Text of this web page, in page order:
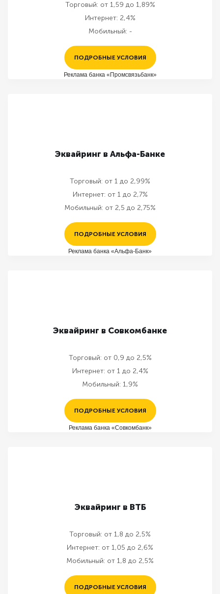
Торговый: от 1,59 до 1,89%
Интернет: 2,4%
Мобильный: -
ПОДРОБНЫЕ УСЛОВИЯ
Реклама банка «Промсвязьбанк»
Эквайринг в Альфа-Банке
Торговый: от 1 до 2,99%
Интернет: от 1 до 2,7%
Мобильный: от 2,5 до 2,75%
ПОДРОБНЫЕ УСЛОВИЯ
Реклама банка «Альфа-Банк»
Эквайринг в Совкомбанке
Торговый: от 0,9 до 2,5%
Интернет: от 1 до 2,4%
Мобильный: 1,9%
ПОДРОБНЫЕ УСЛОВИЯ
Реклама банка «Совкомбанк»
Эквайринг в ВТБ
Торговый: от 1,8 до 2,5%
Интернет: от 1,05 до 2,6%
Мобильный: от 1,8 до 2,5%
ПОДРОБНЫЕ УСЛОВИЯ